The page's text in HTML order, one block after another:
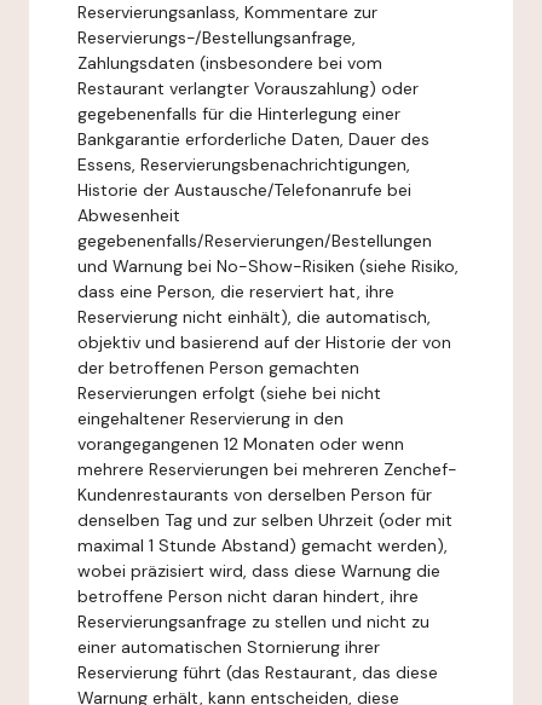
Reservierungsanlass, Kommentare zur
Reservierungs-/Bestellungsanfrage,
Zahlungsdaten (insbesondere bei vom
Restaurant verlangter Vorauszahlung) oder
gegebenenfalls für die Hinterlegung einer
Bankgarantie erforderliche Daten, Dauer des
Essens, Reservierungsbenachrichtigungen,
Historie der Austausche/Telefonanrufe bei
Abwesenheit
gegebenenfalls/Reservierungen/Bestellungen
und Warnung bei No-Show-Risiken (siehe Risiko,
dass eine Person, die reserviert hat, ihre
Reservierung nicht einhält), die automatisch,
objektiv und basierend auf der Historie der von
der betroffenen Person gemachten
Reservierungen erfolgt (siehe bei nicht
eingehaltener Reservierung in den
vorangegangenen 12 Monaten oder wenn
mehrere Reservierungen bei mehreren Zenchef-
Kundenrestaurants von derselben Person für
denselben Tag und zur selben Uhrzeit (oder mit
maximal 1 Stunde Abstand) gemacht werden),
wobei präzisiert wird, dass diese Warnung die
betroffene Person nicht daran hindert, ihre
Reservierungsanfrage zu stellen und nicht zu
einer automatischen Stornierung ihrer
Reservierung führt (das Restaurant, das diese
Warnung erhält, kann entscheiden, diese